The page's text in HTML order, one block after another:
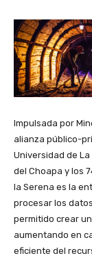
Impulsada por
alianza público-
Universidad de
del Choapa y los
la Serena es la
procesar los
permitido crear
aumentando en
eficiente del